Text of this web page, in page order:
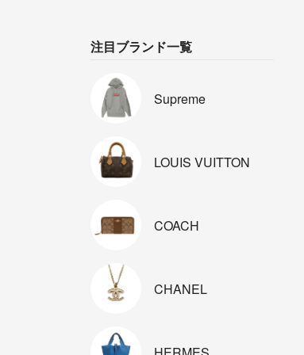
注目ブランド一覧
Supreme
LOUIS VUITTON
COACH
CHANEL